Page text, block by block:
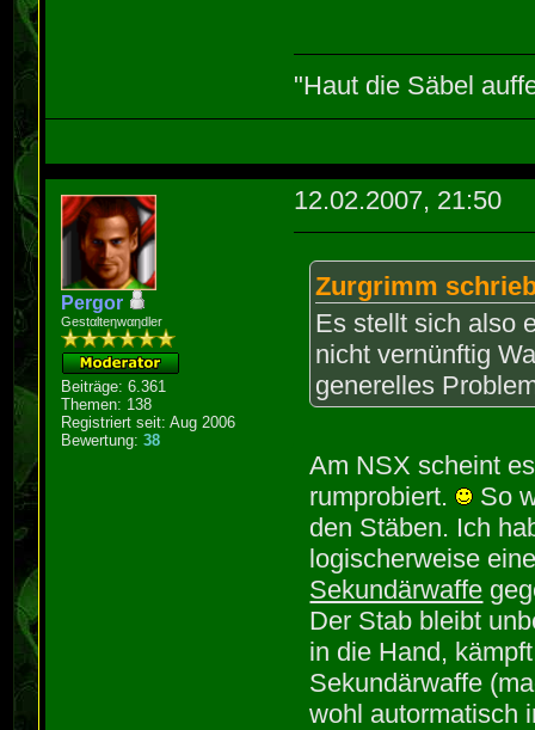
"Haut die Säbel
Pergor
Gestαlteηwαηdler
Beiträge: 6.361
Themen: 138
Registriert seit: Aug 2006
Bewertung:38
12.02.2007, 21:50
Zurgrimm
Es stellt sich also
nicht vernünftig
generelles
Am NSX scheint
rumprobiert.
So
den Stäben. Ich
logischerweise
Sekundärwaffe
Der Stab bleibt
in die Hand,
Sekundärwaffe
wohl autormatisch